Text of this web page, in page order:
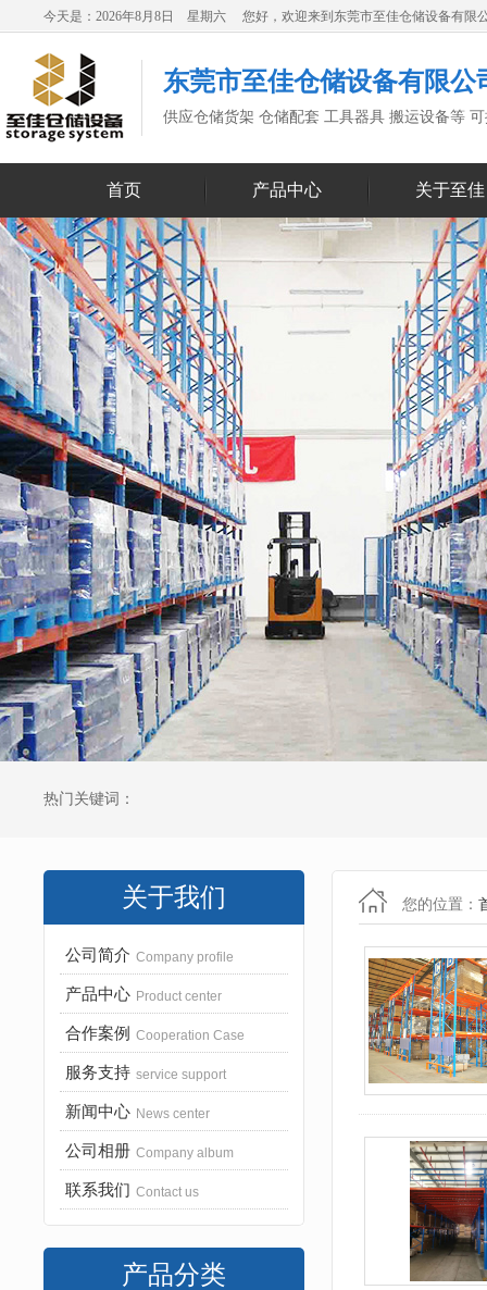
今天是：2026年8月8日 星期六 您好，欢迎来到东莞市至佳仓储设备有限
东莞市至佳仓储设备有限公
供应仓储货架 仓储配套 工具器具 搬运设备等
首页 产品中心 关于至佳
热门关键词：
关于我们
公司简介 Company profile
产品中心 Product center
合作案例 Cooperation Case
服务支持 service support
新闻中心 News center
公司相册 Company album
联系我们 Contact us
产品分类
您的位置：